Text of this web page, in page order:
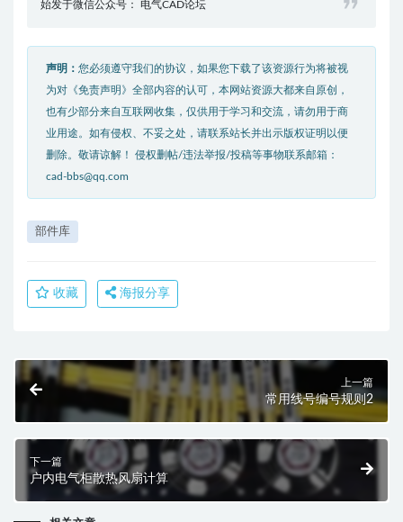
始发于微信公众号： 电气CAD论坛
声明： 您必须遵守我们的协议，如果您下载了该资源行为将被视
为对《免责声明》全部内容的认可，本网站资源大都来自原创，
也有少部分来自互联网收集，仅供用于学习和交流，请勿用于商
业用途。如有侵权、不妥之处，请联系站长并出示版权证明以便
删除。敬请谅解！ 侵权删帖/违法举报/投稿等事物联系邮箱：
cad-bbs@qq.com
部件库
收藏 海报分享
上一篇
常用线号编号规则2
下一篇
户内电气柜散热风扇计算